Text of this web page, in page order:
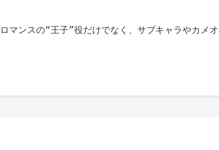
スの“王子”役だけでなく、サブキャラやカメオ